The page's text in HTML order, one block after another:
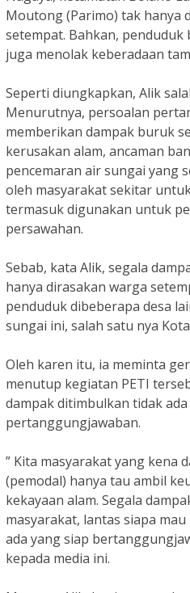
Moutong (Parimo) tak hanya
setempat. Bahkan,
juga menolak keberadaan
Seperti diungkapkan, Alik
Menurutnya, persoalan
memberikan dampak buruk
kerusakan alam, ancaman
pencemaran air sungai yang
oleh masyarakat sekitar
termasuk digunakan untuk
persawahan.
Sebab, kata Alik, segala
hanya dirasakan warga
penduduk dibeberapa desa
sungai ini, salah satu nya
Oleh karen itu, ia meminta
menutup kegiatan PETI
dampak ditimbulkan tidak
pertanggungjawaban.
” Kita masyarakat yang kena
(pemodal) hanya tau ambil
kekayaan alam. Segala
masyarakat, lantas siapa
ada yang siap
kepada media ini.